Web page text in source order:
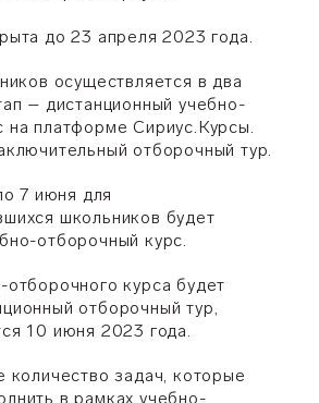
до 23 апреля 2023 года.
осуществляется в два
– дистанционный учебно-
на платформе Сириус.Курсы.
отборочный тур.
7 июня для
школьников будет
отборочный курс.
курса будет
отборочный тур,
10 июня 2023 года.
количество задач, которые
в рамках учебно-